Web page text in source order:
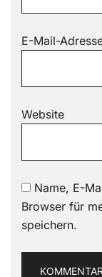
E-Mail-
Website
Name, E-
Browser für
speichern.